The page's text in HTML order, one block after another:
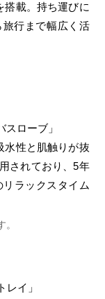
搭載。持ち運びに
行まで幅広く活
ローブ」
水性と肌触りが抜
されており、5年
ラックスタイム
イ」